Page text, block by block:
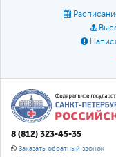
Размер
Цвет:
8 (812) 323-45-35
Заказать обратный звонок